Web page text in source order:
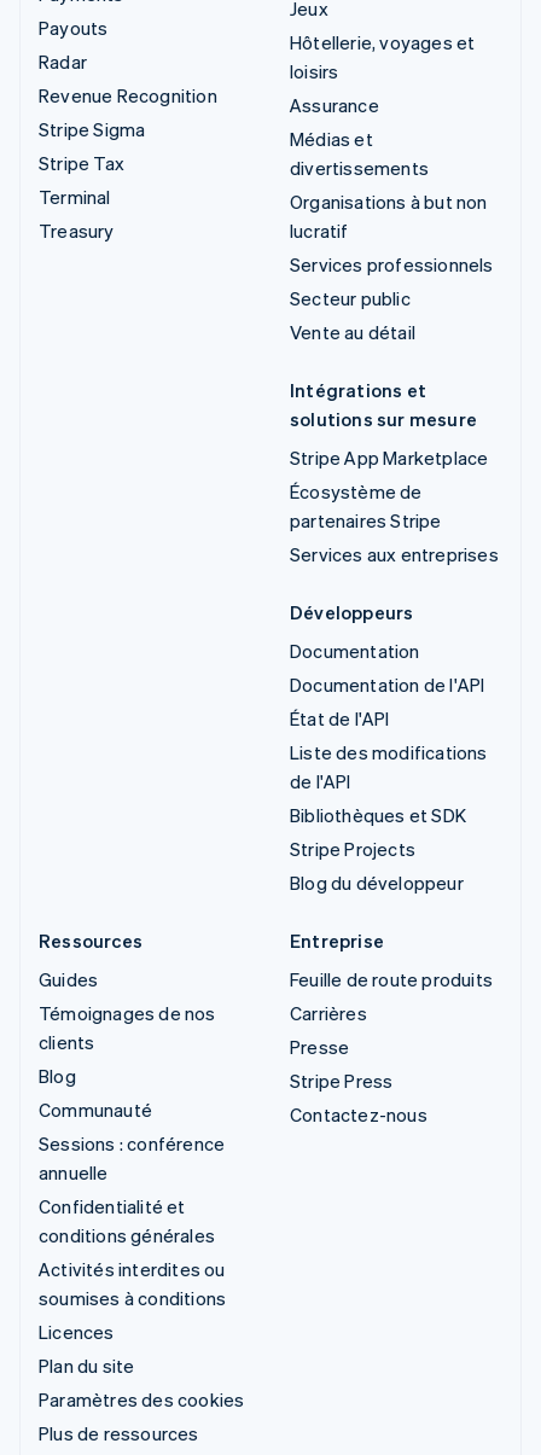
Payouts
Radar
Revenue Recognition
Stripe Sigma
Stripe Tax
Terminal
Treasury
Jeux
Hôtellerie, voyages et
loisirs
Assurance
Médias et
divertissements
Organisations à but non
lucratif
Services professionnels
Secteur public
Vente au détail
Intégrations et
solutions sur mesure
Stripe App Marketplace
Écosystème de
partenaires Stripe
Services aux entreprises
Développeurs
Documentation
Documentation de l'API
État de l'API
Liste des modifications
de l'API
Bibliothèques et SDK
Stripe Projects
Blog du développeur
Ressources
Guides
Témoignages de nos
clients
Blog
Communauté
Sessions : conférence
annuelle
Confidentialité et
conditions générales
Activités interdites ou
soumises à conditions
Licences
Plan du site
Paramètres des cookies
Plus de ressources
Entreprise
Feuille de route produits
Carrières
Presse
Stripe Press
Contactez-nous